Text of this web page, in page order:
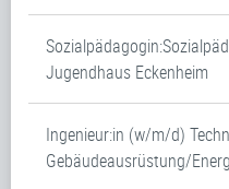
Jugendhaus Eckenheim
Ingenieur:in (w/m/d)
Gebäudeausrüstung/